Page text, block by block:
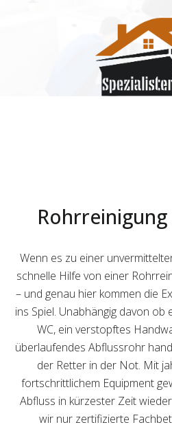
Wenn es zu einer
schnelle Hilfe von einer
– und genau hier kommen die
ins Spiel. Unabhängig davon ob
WC, ein verstopftes
überlaufendes Abflussrohr
der Retter in der Not. Mit
fortschrittlichem Equipment
Abfluss in kürzester Zeit
wir nur zertifizierte